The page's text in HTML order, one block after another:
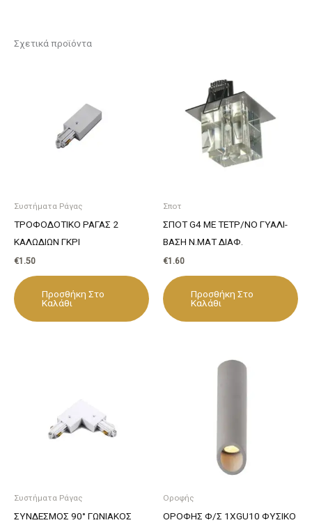
Σχετικά προϊόντα
Συστήματα Ράγας
ΤΡΟΦΟΔΟΤΙΚΟ ΡΑΓΑΣ 2
ΚΑΛΩΔΙΩΝ ΓΚΡΙ
€1.50
Προσθήκη Στο
Καλάθι
Σποτ
ΣΠΟΤ G4 ΜΕ ΤΕΤΡ/ΝΟ ΓΥΑΛΙ-
ΒΑΣΗ Ν.ΜΑΤ ΔΙΑΦ.
€1.60
Προσθήκη Στο
Καλάθι
Συστήματα Ράγας
ΣΥΝΔΕΣΜΟΣ 90° ΓΩΝΙΑΚΟΣ
Οροφής
ΟΡΟΦΗΣ Φ/Σ 1ΧGU10 ΦΥΣΙΚΟ